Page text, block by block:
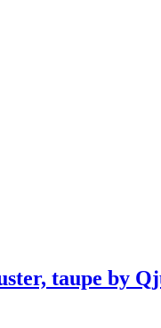
taupe by